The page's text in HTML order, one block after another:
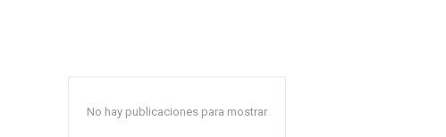
No hay publicaciones para mostrar